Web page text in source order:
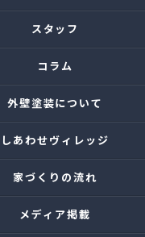
スタッフ
コラム
外壁塗装について
しあわせヴィレッジ
家づくりの流れ
メディア掲載